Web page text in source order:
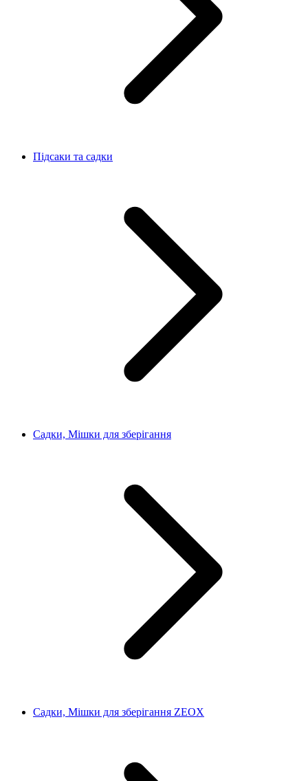
Підсаки та садки
Садки, Мішки для зберігання
Садки, Мішки для зберігання ZEOX